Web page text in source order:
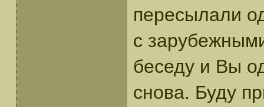
пересылали
с
беседу и Вы
снова. Буду